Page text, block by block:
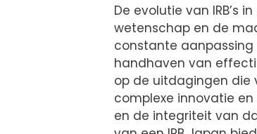
De evolutie van IRB’s
wetenschap en de
constante
handhaven van
op de uitdagingen die
complexe innovatie
en de integriteit van